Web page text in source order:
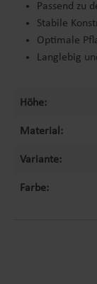
Passend zu
Stabile
Optimale
Langlebig
Höhe:
Material:
Variante:
Farbe: